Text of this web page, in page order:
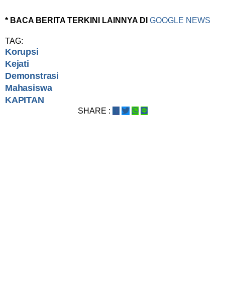
* BACA BERITA TERKINI LAINNYA DI GOOGLE NEWS
TAG:
Korupsi
Kejati
Demonstrasi
Mahasiswa
KAPITAN
SHARE :